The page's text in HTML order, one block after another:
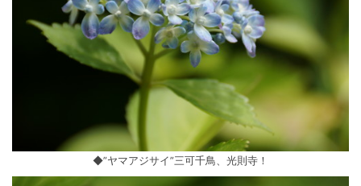
◆”ヤマアジサイ”三可千鳥、光則寺！